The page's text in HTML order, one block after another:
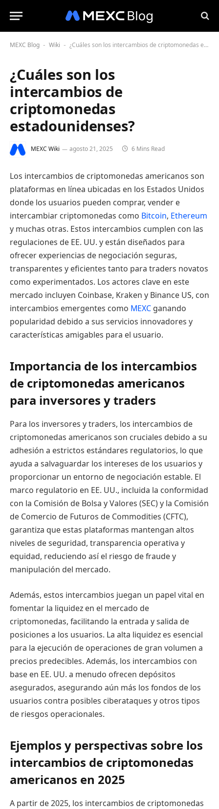
MEXC Blog - Wiki - ¿Cuáles son los intercambios de criptomonedas estadounidenses?
¿Cuáles son los
intercambios de
criptomonedas
estadounidenses?
MEXC Wiki agosto 21, 2025 6 Mins Read
Los intercambios de criptomonedas americanos son
plataformas en línea ubicadas en los Estados Unidos
donde los usuarios pueden comprar, vender e
intercambiar criptomonedas como Bitcoin, Ethereum
y muchas otras. Estos intercambios cumplen con las
regulaciones de EE. UU. y están diseñados para
ofrecer experiencias de negociación seguras,
transparentes y eficientes tanto para traders novatos
como experimentados. Los actores clave en este
mercado incluyen Coinbase, Kraken y Binance US, con
intercambios emergentes como MEXC ganando
popularidad debido a sus servicios innovadores y
características amigables para el usuario.
Importancia de los intercambios
de criptomonedas americanos
para inversores y traders
Para los inversores y traders, los intercambios de
criptomonedas americanos son cruciales debido a su
adhesión a estrictos estándares regulatorios, lo que
ayuda a salvaguardar los intereses de los usuarios y
proporcionar un entorno de negociación estable. El
marco regulatorio en EE. UU., incluida la conformidad
con la Comisión de Bolsa y Valores (SEC) y la Comisión
de Comercio de Futuros de Commodities (CFTC),
garantiza que estas plataformas mantengan altos
niveles de seguridad, transparencia operativa y
equidad, reduciendo así el riesgo de fraude y
manipulación del mercado.
Además, estos intercambios juegan un papel vital en
fomentar la liquidez en el mercado de
criptomonedas, facilitando la entrada y salida de
posiciones a los usuarios. La alta liquidez es esencial
para la ejecución de operaciones de gran volumen a
precios predecibles. Además, los intercambios con
base en EE. UU. a menudo ofrecen depósitos
asegurados, asegurando aún más los fondos de los
usuarios contra posibles ciberataques y otros tipos
de riesgos operacionales.
Ejemplos y perspectivas sobre los
intercambios de criptomonedas
americanos en 2025
A partir de 2025, los intercambios de criptomonedas